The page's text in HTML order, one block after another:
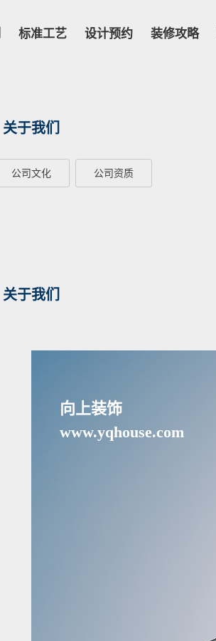
标准工艺 设计预约 装修攻略
关于我们
公司文化 公司资质
关于我们
向上装饰
www.yqhouse.com